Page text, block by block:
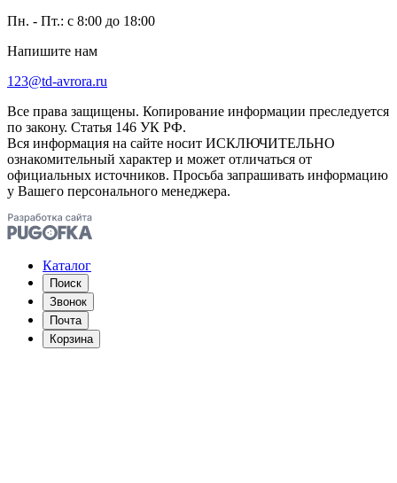
Пн. - Пт.: с 8:00 до 18:00
Напишите нам
123@td-avrora.ru
Все права защищены. Копирование информации преследуется
по закону. Статья 146 УК РФ.
Вся информация на сайте носит ИСКЛЮЧИТЕЛЬНО
ознакомительный характер и может отличаться от
официальных источников. Просьба запрашивать информацию
у Вашего персонального менеджера.
Каталог
Поиск
Звонок
Почта
Корзина